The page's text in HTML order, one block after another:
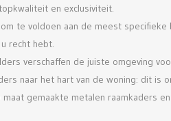
en exclusiviteit.
te voldoen aan de meest
recht hebt.
verschaffen de juiste omgeving
naar het hart van de woning: dit is
gemaakte metalen raamkaders